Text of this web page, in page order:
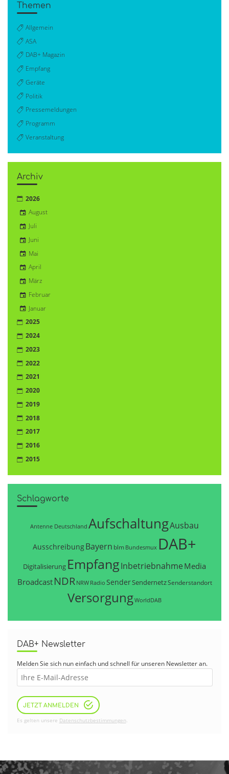
Themen
Allgemein
ASA
DAB+ Magazin
Empfang
Geräte
Politik
Pressemeldungen
Programm
Veranstaltung
Archiv
2026
August
Juli
Juni
Mai
April
März
Februar
Januar
2025
2024
2023
2022
2021
2020
2019
2018
2017
2016
2015
Schlagworte
Antenne Deutschland AufschaltungAusbau
AusschreibungBayern blm Bundesmux DAB+
Digitalisierung EmpfangInbetriebnahme Media
Broadcast NDR NRW Radio SenderSendernetzSenderstandort
VersorgungWorldDAB
DAB+ Newsletter
Melden Sie sich nun einfach und schnell für unseren Newsletter an.
JETZT ANMELDEN
Es gelten unsere Datenschutzbestimmungen.